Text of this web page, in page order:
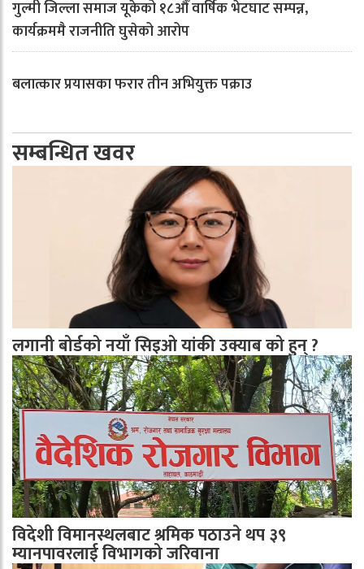
गुल्मी जिल्ला समाज यूकेको १८औँ वार्षिक भेटघाट सम्पन्न,
कार्यक्रममै राजनीति घुसेको आरोप
बलात्कार प्रयासका फरार तीन अभियुक्त पक्राउ
सम्बन्धित खवर
लगानी बोर्डको नयाँ सिइओ यांकी उक्याब को हुन् ?
विदेशी विमानस्थलबाट श्रमिक पठाउने थप ३९
म्यानपावरलाई विभागको जरिवाना